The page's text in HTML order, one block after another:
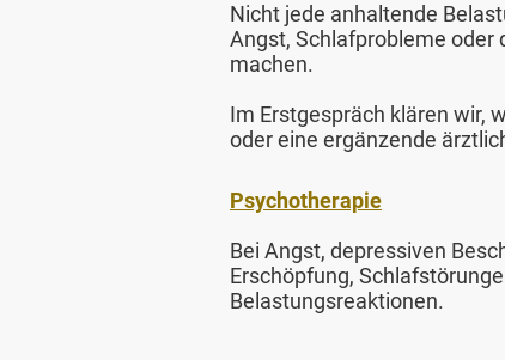
Nicht jede anhaltende
Angst, Schlafprobleme oder
machen.
Im Erstgespräch klären wir,
oder eine ergänzende
Psychotherapie
Bei Angst, depressiven
Erschöpfung,
Belastungsreaktionen.